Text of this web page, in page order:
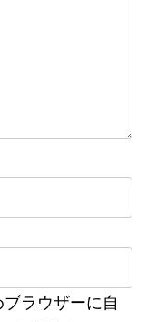
ラウザーに自